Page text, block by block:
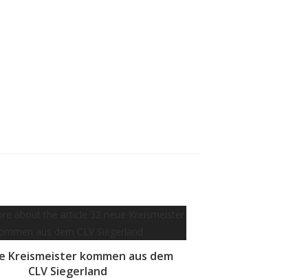
Kreismeister kommen aus dem
CLV Siegerland